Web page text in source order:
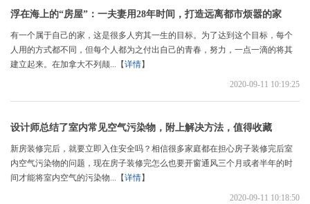
浮在海上的“房屋”：一夫妻用28年时间，打造远离都市烦嚣的家
有一个属于自己的家，这是很多人穷其一生的目标。为了达到这个目标，每个
人用的方式都不同，但每个人都为之付出自己的青春，努力，一点一滴的将其
建立起来。在加拿大不列颠...【详情】
2020-09-11 10:19:25
设计师总结了室内常见空气污染物，附上解决方法，值得收藏
新房装修完后，就要立即入住安全吗？相信很多家庭都在担心房子装修完后室
内空气污染物的问题，现在房子装修完怎么也要开窗通风三个月或者半年的时
间才能将室内空气的污染物...【详情】
2020-09-11 10:18:50